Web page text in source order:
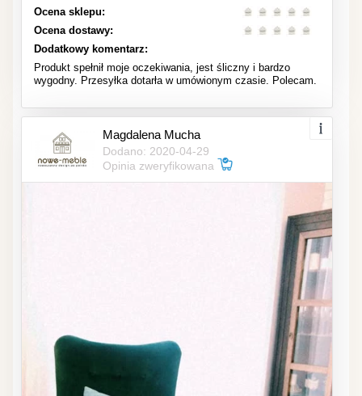
Ocena sklepu:
Ocena dostawy:
Dodatkowy komentarz:
Produkt spełnił moje oczekiwania, jest śliczny i bardzo
wygodny. Przesyłka dotarła w umówionym czasie. Polecam.
Magdalena Mucha
Dodano: 2020-04-29
Opinia zweryfikowana